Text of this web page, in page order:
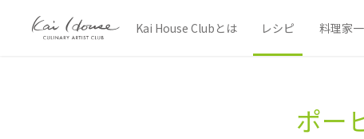
Kai House Clubとは レシピ 料理家
ポー